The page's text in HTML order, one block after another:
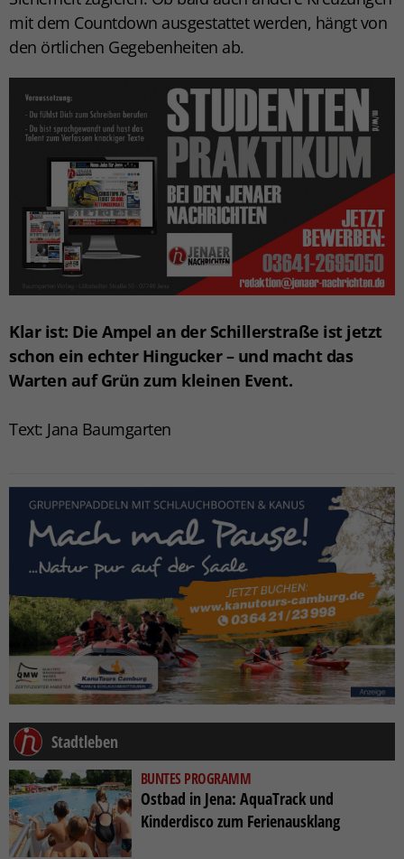
mit dem Countdown ausgestattet werden, hängt von
den örtlichen Gegebenheiten ab.
Klar ist: Die Ampel an der Schillerstraße ist jetzt
schon ein echter Hingucker – und macht das
Warten auf Grün zum kleinen Event.
Text: Jana Baumgarten
Stadtleben
BUNTES PROGRAMM
Ostbad in Jena: AquaTrack und
Kinderdisco zum Ferienausklang